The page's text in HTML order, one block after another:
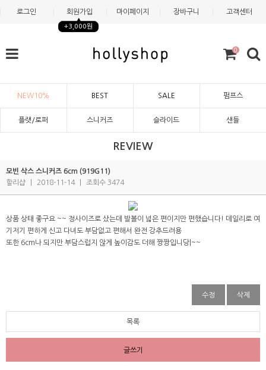
로그인 회원가입
+3,000원
마이페이지 장바구니 고객센터
0
NEW10% BEST SALE 펌프스
플랫/로퍼 스니커즈 슬라이드 샌들
REVIEW
모빈 삭스 스니커즈 6cm (919G11)
할리샵
2018-11-14 조회수 3474
상품 상태 좋구요 ~~ 정사이즈로 샀는데 발볼이 넓은 편이지만 편했습니다! 데일리로 여
기저기 편하게 신고 다녀도 부담없고 편해서 완전 강추드려용
또한 6cm나 되지만 부담스럽지 않게 높이감도 더해 짱짱입니당|~~
수정 삭제
목록
글쓰기